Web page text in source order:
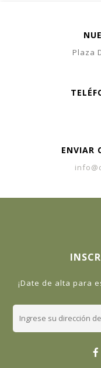
Plaza
ENVIAR
¡Date de alta para